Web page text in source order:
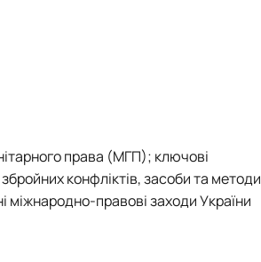
права (МГП); ключові
збройних конфліктів, засоби та методи
міжнародно-правові заходи України